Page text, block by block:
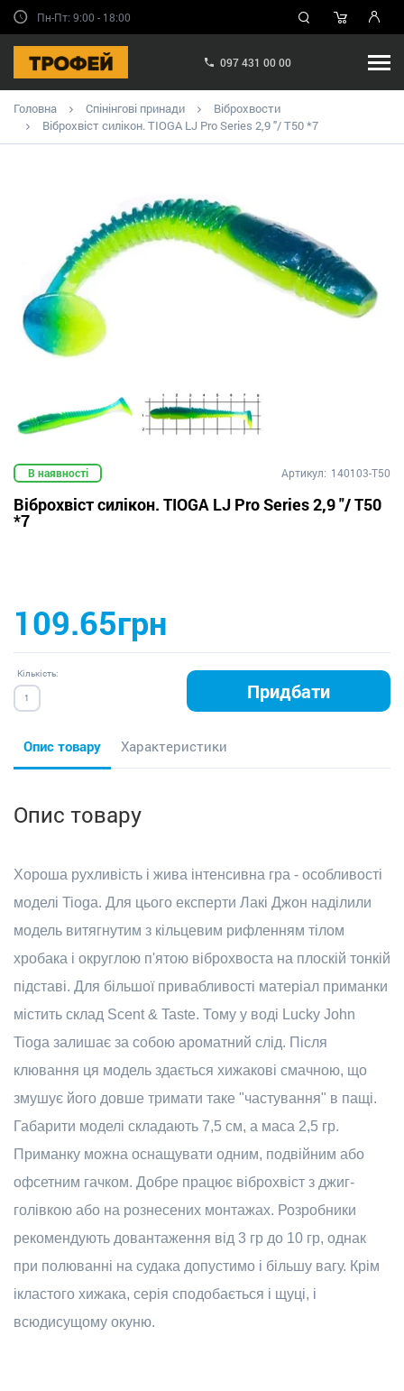
Пн-Пт: 9:00 - 18:00
097 431 00 00
Головна Спінінгові принади
Віброхвости
Віброхвіст силікон. TIOGA LJ Pro Series 2,9 "/ T50 *7
В наявності Артикул: 140103-T50
Віброхвіст силікон. TIOGA LJ Pro Series 2,9 "/ T50
*7
109.65грн
Кількість:
Придбати
Опис товару Характеристики
Опис товару
Хороша рухливість і жива інтенсивна гра - особливості
моделі Tioga. Для цього експерти Лакі Джон наділили
модель витягнутим з кільцевим рифленням тілом
хробака і округлою п'ятою віброхвоста на плоскій тонкій
підставі. Для більшої привабливості матеріал приманки
містить склад Scent & Taste. Тому у воді Lucky John
Tioga залишає за собою ароматний слід. Після
клювання ця модель здається хижакові смачною, що
змушує його довше тримати таке "частування" в пащі.
Габарити моделі складають 7,5 см, а маса 2,5 гр.
Приманку можна оснащувати одним, подвійним або
офсетним гачком. Добре працює віброхвіст з джиг-
голівкою або на рознесених монтажах. Розробники
рекомендують довантаження від 3 гр до 10 гр, однак
при полюванні на судака допустимо і більшу вагу. Крім
ікластого хижака, серія сподобається і щуці, і
всюдисущому окуню.